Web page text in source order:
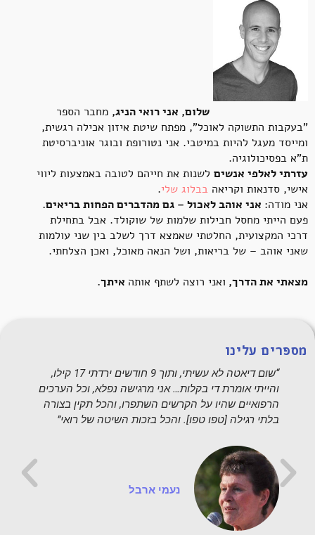
שלום, אני רואי הניג, מחבר הספר
"בעקבות התשוקה לאוכל", מפתח שיטת איזון אכילה רגשית,
ומייסד מעגל להיות במיטבי. אני נטורופת ובוגר אוניברסיטת
ת"א בפסיכולוגיה.
עזרתי לאלפי אנשים לשנות את חייהם לטובה באמצעות ליווי
אישי, סדנאות וקריאה בבלוג שלי.
אני מודה: אני אוהב לאכול – גם מהדברים הפחות בריאים.
פעם הייתי מחסל חבילות שלמות של שוקולד. אבל בתחילת
דרכי המקצועית, החלטתי שאמצא דרך לשלב בין שני עולמות
שאני אוהב – של בריאות, ושל הנאה מאוכל, ואכן הצלחתי.
מצאתי את הדרך, ואני רוצה לשתף אותה איתך.
מספרים עלינו
“שום דיאטה לא עשיתי, ותוך 9 חודשים ירדתי 17 קילו,
והייתי אומרת די בקלות… אני מרגישה נפלא, וכל הערכים
הרפואיים שהיו על הקרשים השתפרו, והכל תקין בצורה
בלתי רגילה [טפו טפו]. והכל בזכות השיטה של רואי”
נעמי ארבל